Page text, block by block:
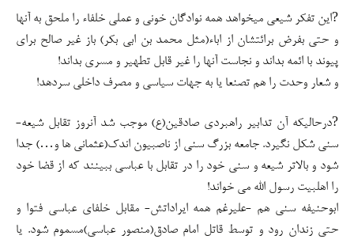
?این تفکر شیعی میخواهد همه نوادگان خونی و عملی خلفاء را ملحق به آنها
و حتی بفرض برائتشان از اباء(مثل محمد بن ابی بکر) باز غیر صالح برای
پیوند با ائمه بداند و نجاست آنها را غیر قابل تطهیر و مسری بداند!
و شعار وحدت را هم تصنعا یا به جهات سیاسی و مصرف داخلی سردهد!
?درحالیکه آن تدابیر راهبردی صادقین(ع) موجب شد آنروز تقابل شیعه-
سنی شکل نگیرد. جامعه بزرگ سنی از ناصبیون اندک(عثمانی ها و…) جدا
شود و بالاتر شیعه و سنی خود را در تقابل با عباسی ببینند که از قضا خود
را اهلبیت رسول الله می خواند!
ابوحنیفه سنی هم -علیرغم همه ایراداتش- مقابل خلفای عباسی فتوا و
حتی زندان رود و توسط قاتل امام صادق(منصور عباسی)مسموم شود. یا